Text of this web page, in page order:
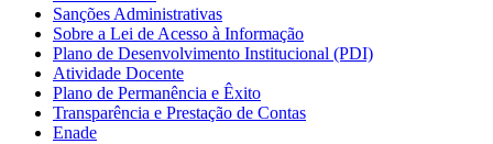
Sanções Administrativas
Sobre a Lei de Acesso à Informação
Plano de Desenvolvimento Institucional (PDI)
Atividade Docente
Plano de Permanência e Êxito
Transparência e Prestação de Contas
Enade